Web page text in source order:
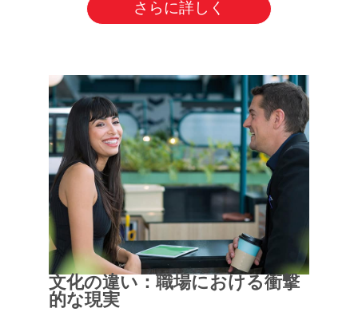
さらに詳しく
文化の違い：職場における衝撃
的な現実